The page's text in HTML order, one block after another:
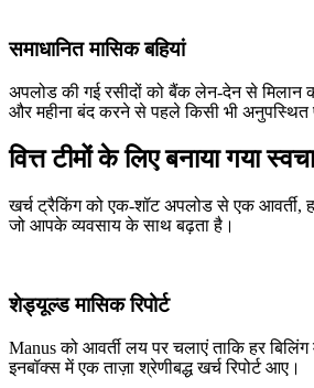
समाधानित मासिक बहियां
अपलोड की गई रसीदों को बैंक लेन-देन से मिलान
और महीना बंद करने से पहले किसी भी अनुपस्थित
वित्त टीमों के लिए बनाया गया
खर्च ट्रैकिंग को एक-शॉट अपलोड से एक आवर्ती,
जो आपके व्यवसाय के साथ बढ़ता है।
शेड्यूल्ड मासिक रिपोर्ट
Manus को आवर्ती लय पर चलाएं ताकि हर
इनबॉक्स में एक ताज़ा श्रेणीबद्ध खर्च रिपोर्ट आए।